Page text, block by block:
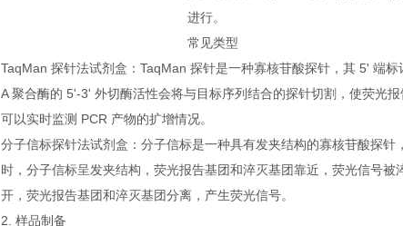
进行。
常见类型
TaqMan 探针法试剂盒：TaqMan 探针是一种寡核苷酸探针，其 5' 端
A 聚合酶的 5'-3' 外切酶活性会将与目标序列结合的探针切割，使荧光
可以实时监测 PCR 产物的扩增情况。
分子信标探针法试剂盒：分子信标是一种具有发夹结构的寡核苷酸探
时，分子信标呈发夹结构，荧光报告基团和淬灭基团靠近，荧光信号
开，荧光报告基团和淬灭基团分离，产生荧光信号。
2. 样品制备